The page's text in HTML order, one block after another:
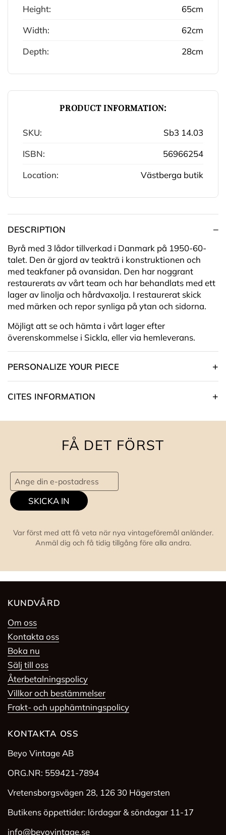
Height:
65cm
Width:
62cm
Depth:
28cm
PRODUCT INFORMATION:
SKU:
Sb3 14.03
ISBN:
56966254
Location:
Västberga butik
DESCRIPTION
Byrå med 3 lådor tillverkad i Danmark på 1950-60-
talet. Den är gjord av teakträ i konstruktionen och
med teakfaner på ovansidan. Den har noggrant
restaurerats av vårt team och har behandlats med ett
lager av linolja och hårdvaxolja. I restaurerat skick
med märken och repor synliga på ytan och sidorna.
Möjligt att se och hämta i vårt lager efter
överenskommelse i Sickla, eller via hemleverans.
PERSONALIZE YOUR PIECE
CITES INFORMATION
FÅ DET FÖRST
SKICKA IN
Var först med att få veta när nya vintageföremål anländer.
Anmäl dig och få tidig tillgång före alla andra.
KUNDVÅRD
Om oss
Kontakta oss
Boka nu
Sälj till oss
Återbetalningspolicy
Villkor och bestämmelser
Frakt- och upphämtningspolicy
KONTAKTA OSS
Beyo Vintage AB
ORG.NR: 559421-7894
Vretensborgsvägen 28, 126 30 Hägersten
Butikens öppettider: lördagar & söndagar 11-17
info@beyovintage.se